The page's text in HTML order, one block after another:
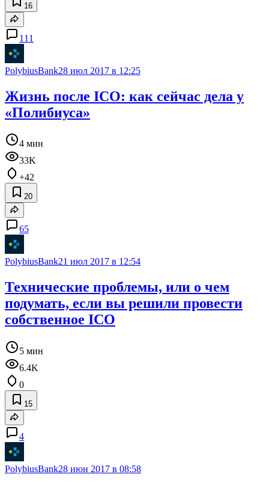
16
111
PolybiusBank28 июл 2017 в 12:25
Жизнь после ICO: как сейчас дела у
«Полибиуса»
4 мин
33K
+42
20
65
PolybiusBank21 июл 2017 в 12:54
Технические проблемы, или о чем
подумать, если вы решили провести
собственное ICO
5 мин
6.4K
0
15
4
PolybiusBank28 июн 2017 в 08:58